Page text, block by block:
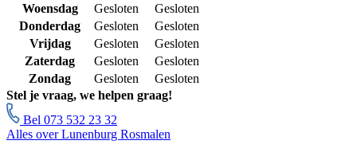
Woensdag
Gesloten
Gesloten
Donderdag
Gesloten
Gesloten
Vrijdag
Gesloten
Gesloten
Zaterdag
Gesloten
Gesloten
Zondag
Gesloten
Gesloten
Stel je vraag, we helpen graag!
Bel 073 532 23 32
Alles over Lunenburg Rosmalen